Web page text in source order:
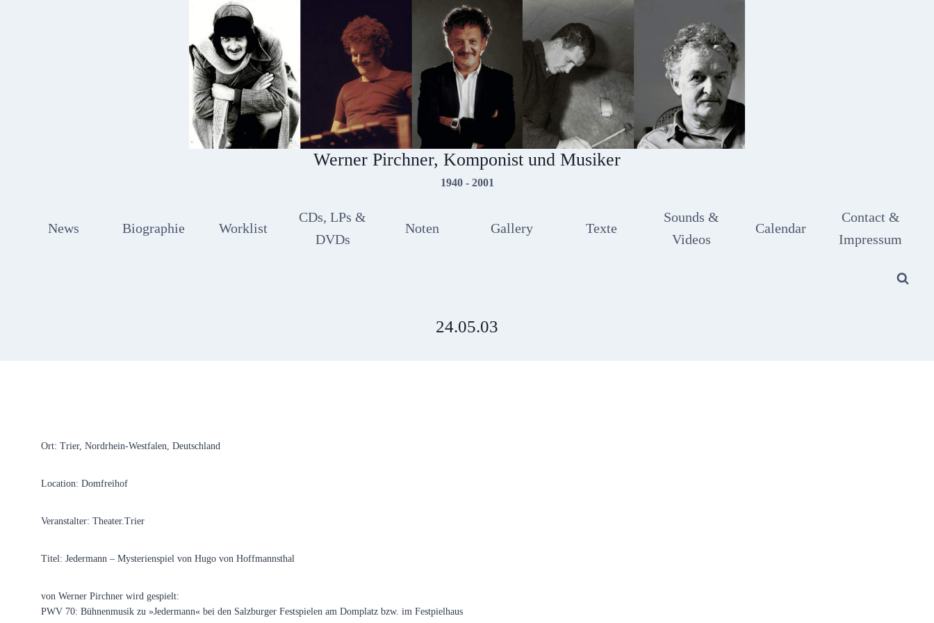
Werner Pirchner, Komponist und Musiker
1940 - 2001
News Biographie Worklist
CDs, LPs &
DVDs
Noten Gallery Texte
Sounds &
Videos
Calendar
Contact &
Impressum
24.05.03
Ort: Trier, Nordrhein-Westfalen, Deutschland
Location: Domfreihof
Veranstalter: Theater.Trier
Titel: Jedermann – Mysterienspiel von Hugo von Hoffmannsthal
von Werner Pirchner wird gespielt:
PWV 70: Bühnenmusik zu »Jedermann« bei den Salzburger Festspielen am Domplatz bzw. im Festpielhaus